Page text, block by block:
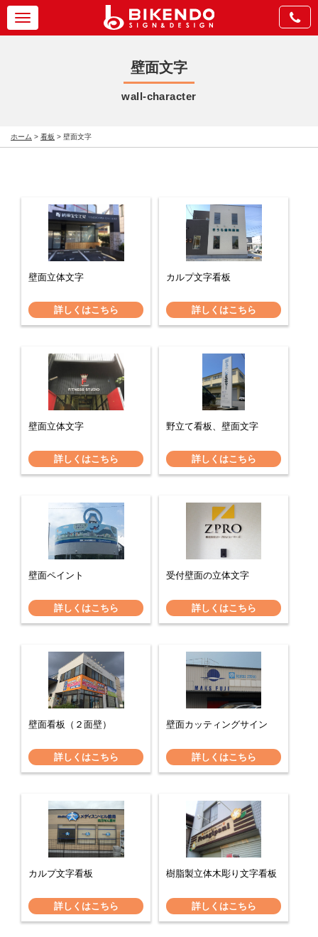
Toggle
navigation
壁面文字
wall-character
ホーム > 看板 > 壁面文字
壁面立体文字
詳しくはこちら
カルプ文字看板
詳しくはこちら
壁面立体文字
詳しくはこちら
野立て看板、壁面文字
詳しくはこちら
壁面ペイント
詳しくはこちら
受付壁面の立体文字
詳しくはこちら
壁面看板（２面壁）
詳しくはこちら
壁面カッティングサイン
詳しくはこちら
カルプ文字看板
詳しくはこちら
樹脂製立体木彫り文字看板
詳しくはこちら